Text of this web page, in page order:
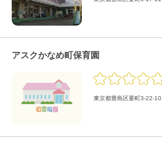
アスクかなめ町保育園
東京都豊島区要町3-22-10